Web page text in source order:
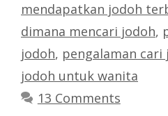
mendapatkan jodoh
dimana mencari jodoh,
jodoh, pengalaman cari
jodoh untuk wanita
13 Comments